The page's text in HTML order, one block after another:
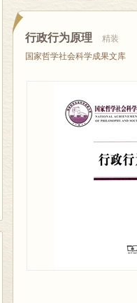
行政行为原理
精装
国家哲学社会科学成果文库